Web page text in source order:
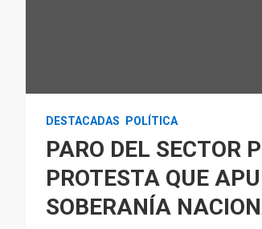
DESTACADAS POLÍTICA
PARO DEL SECTOR
PROTESTA QUE
SOBERANÍA